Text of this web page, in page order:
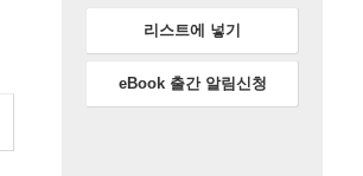
리스트에 넣기
eBook 출간 알림신청